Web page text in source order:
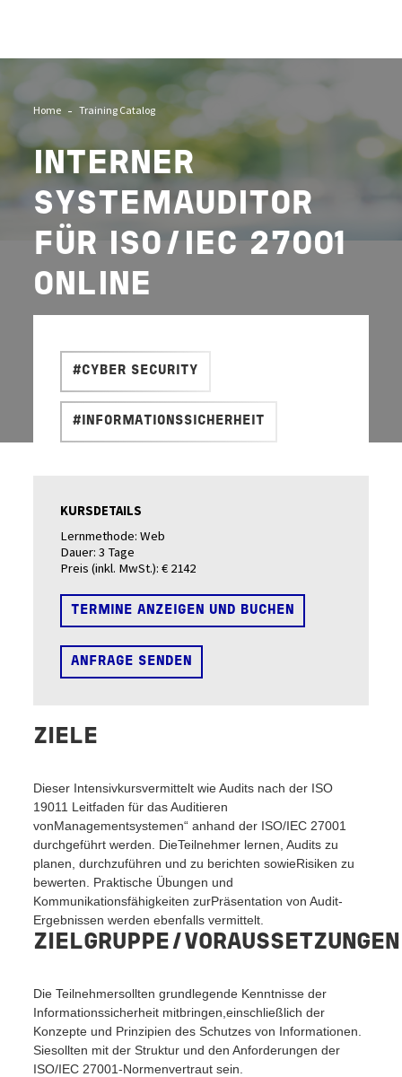
Home Training Catalog
INTERNER
SYSTEMAUDITOR
FÜR ISO/IEC 27001
ONLINE
#CYBER SECURITY
#INFORMATIONSSICHERHEIT
KURSDETAILS
Lernmethode:Web
Dauer:3 Tage
Preis (inkl. MwSt.): € 2142
TERMINE ANZEIGEN UND BUCHEN
ANFRAGE SENDEN
ZIELE
Dieser Intensivkursvermittelt wie Audits nach der ISO
19011 Leitfaden für das Auditieren
vonManagementsystemen“ anhand der ISO/IEC 27001
durchgeführt werden. DieTeilnehmer lernen, Audits zu
planen, durchzuführen und zu berichten sowieRisiken zu
bewerten. Praktische Übungen und
Kommunikationsfähigkeiten zurPräsentation von Audit-
Ergebnissen werden ebenfalls vermittelt.
ZIELGRUPPE/VORAUSSETZUNGEN
Die Teilnehmersollten grundlegende Kenntnisse der
Informationssicherheit mitbringen,einschließlich der
Konzepte und Prinzipien des Schutzes von Informationen.
Siesollten mit der Struktur und den Anforderungen der
ISO/IEC 27001-Normenvertraut sein.